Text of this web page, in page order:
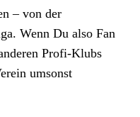
– von der
Wenn Du also Fan
Profi-Klubs
umsonst